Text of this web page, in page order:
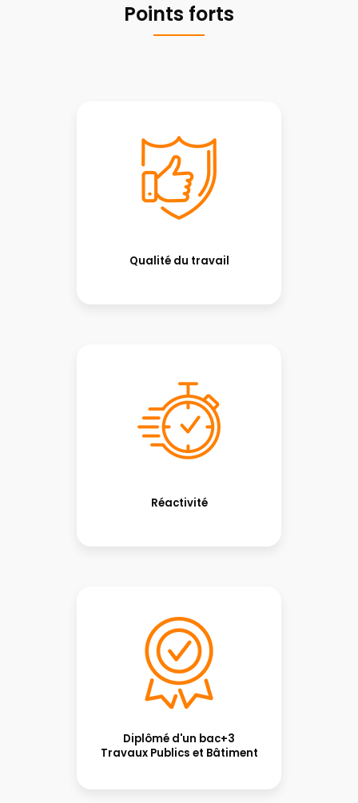
Points forts
Qualité du travail
Réactivité
Diplômé d'un bac+3
Travaux Publics et Bâtiment